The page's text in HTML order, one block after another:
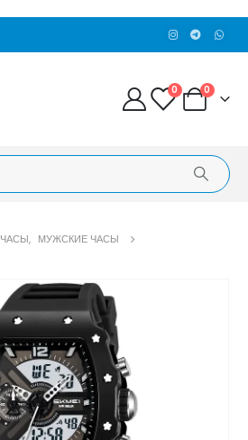
0 0
ЧАСЫ, МУЖСКИЕ ЧАСЫ